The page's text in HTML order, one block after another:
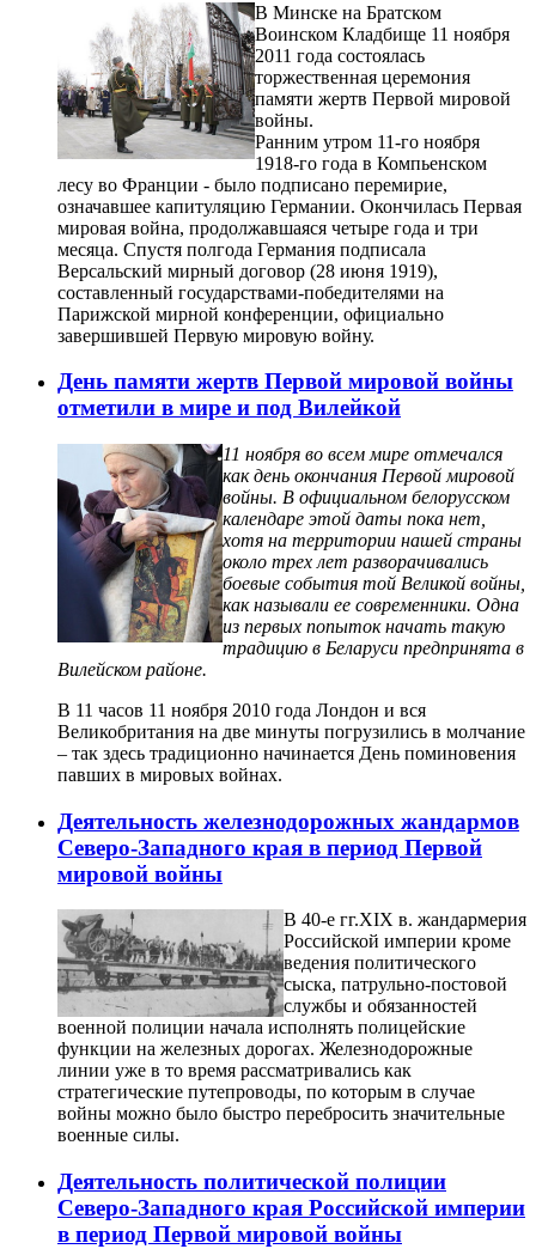
В Минске на Братском
Воинском Кладбище 11 ноября
2011 года состоялась
торжественная церемония
памяти жертв Первой мировой
войны.
Ранним утром 11-го ноября
1918-го года в Компьенском
лесу во Франции - было подписано перемирие,
означавшее капитуляцию Германии. Окончилась Первая
мировая война, продолжавшаяся четыре года и три
месяца. Спустя полгода Германия подписала
Версальский мирный договор (28 июня 1919),
составленный государствами-победителями на
Парижской мирной конференции, официально
завершившей Первую мировую войну.
День памяти жертв Первой мировой войны
отметили в мире и под Вилейкой
11 ноября во всем мире отмечался
как день окончания Первой мировой
войны. В официальном белорусском
календаре этой даты пока нет,
хотя на территории нашей страны
около трех лет разворачивались
боевые события той Великой войны,
как называли ее современники. Одна
из первых попыток начать такую
традицию в Беларуси предпринята в
Вилейском районе.
В 11 часов 11 ноября 2010 года Лондон и вся
Великобритания на две минуты погрузились в молчание
– так здесь традиционно начинается День поминовения
павших в мировых войнах.
Деятельность железнодорожных жандармов
Северо-Западного края в период Первой
мировой войны
В 40-е гг.XIX в. жандармерия
Российской империи кроме
ведения политического
сыска, патрульно-постовой
службы и обязанностей
военной полиции начала исполнять полицейские
функции на железных дорогах. Железнодорожные
линии уже в то время рассматривались как
стратегические путепроводы, по которым в случае
войны можно было быстро перебросить значительные
военные силы.
Деятельность политической полиции
Северо-Западного края Российской империи
в период Первой мировой войны